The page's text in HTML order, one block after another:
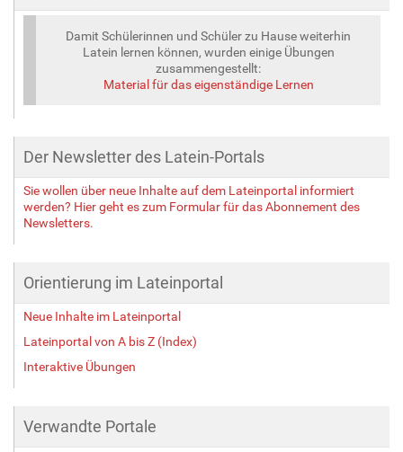
Damit Schülerinnen und Schüler zu Hause weiterhin
Latein lernen können, wurden einige Übungen
zusammengestellt:
Material für das eigenständige Lernen
Der Newsletter des Latein-Portals
Sie wollen über neue Inhalte auf dem Lateinportal informiert
werden? Hier geht es zum Formular für das Abonnement des
Newsletters.
Orientierung im Lateinportal
Neue Inhalte im Lateinportal
Lateinportal von A bis Z (Index)
Interaktive Übungen
Verwandte Portale